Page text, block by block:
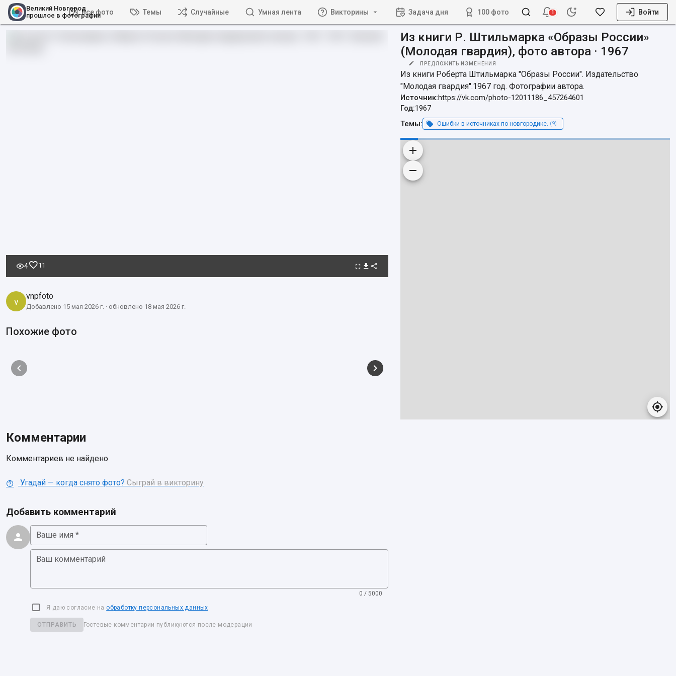
Великий Новгород
прошлое в фотографии
Все фото Темы Случайные Умная лента Викторины Задача дня 100 фото 1 Войти
4 11
v vnpfoto
Добавлено 15 мая 2026 г. · обновлено 18 мая 2026 г.
Похожие фото
Комментарии
Комментариев не найдено
Угадай — когда снято фото? Сыграй в викторину
Добавить комментарий
Ваше имя *
Ваш комментарий
0 / 5000
Я даю согласие на обработку персональных данных
ОТПРАВИТЬ Гостевые комментарии публикуются после модерации
Из книги Р. Штильмарка «Образы России»
(Молодая гвардия), фото автора · 1967
ПРЕДЛОЖИТЬ ИЗМЕНЕНИЯ
Из книги Роберта Штильмарка "Образы России". Издательство
"Молодая гвардия".1967 год. Фотографии автора.
Источник:https://vk.com/photo-12011186_457264601
Год:1967
Темы:
Ошибки в источниках по новгородике. (9)